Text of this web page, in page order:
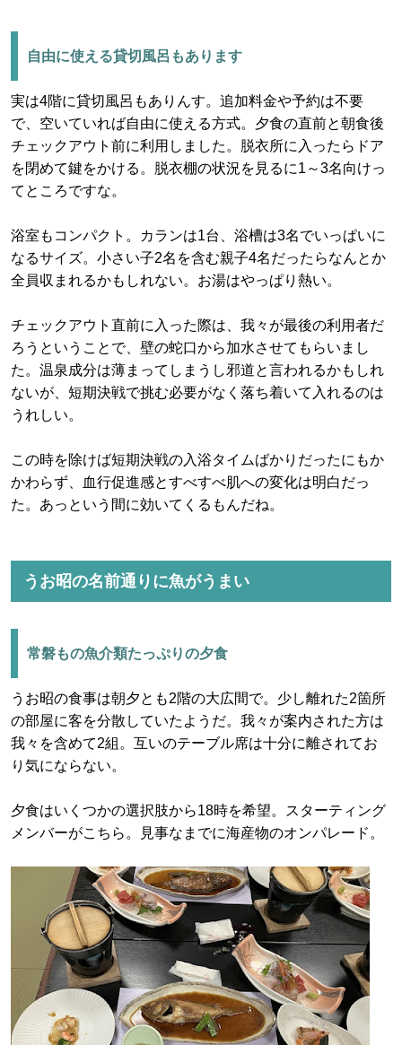
自由に使える貸切風呂もあります
実は4階に貸切風呂もありんす。追加料金や予約は不要
で、空いていれば自由に使える方式。夕食の直前と朝食後
チェックアウト前に利用しました。脱衣所に入ったらドア
を閉めて鍵をかける。脱衣棚の状況を見るに1～3名向けっ
てところですな。
浴室もコンパクト。カランは1台、浴槽は3名でいっぱいに
なるサイズ。小さい子2名を含む親子4名だったらなんとか
全員収まれるかもしれない。お湯はやっぱり熱い。
チェックアウト直前に入った際は、我々が最後の利用者だ
ろうということで、壁の蛇口から加水させてもらいまし
た。温泉成分は薄まってしまうし邪道と言われるかもしれ
ないが、短期決戦で挑む必要がなく落ち着いて入れるのは
うれしい。
この時を除けば短期決戦の入浴タイムばかりだったにもか
かわらず、血行促進感とすべすべ肌への変化は明白だっ
た。あっという間に効いてくるもんだね。
うお昭の名前通りに魚がうまい
常磐もの魚介類たっぷりの夕食
うお昭の食事は朝夕とも2階の大広間で。少し離れた2箇所
の部屋に客を分散していたようだ。我々が案内された方は
我々を含めて2組。互いのテーブル席は十分に離されてお
り気にならない。
夕食はいくつかの選択肢から18時を希望。スターティング
メンバーがこちら。見事なまでに海産物のオンパレード。